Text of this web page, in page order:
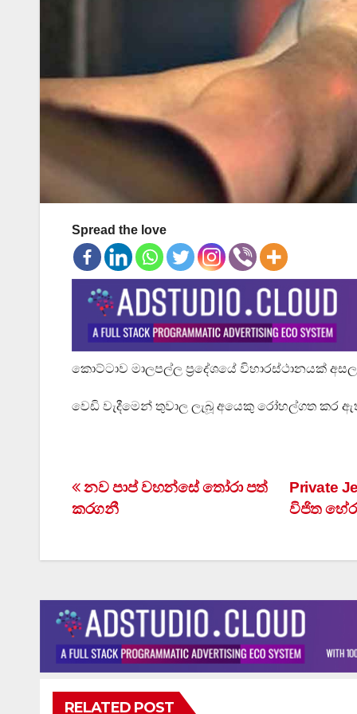
Spread the love
කොට්ටාව මාලපල්ල ප්‍රදේශයේ විහාරස්ථානයක්
වෙඩි වැදීමෙන් තුවාල ලැබූ අයෙකු රෝහල්ගත කර
Post
Private
විජිත
නව පාප් වහන්සේ තෝරා පත්
කරගනී
RELATED POST